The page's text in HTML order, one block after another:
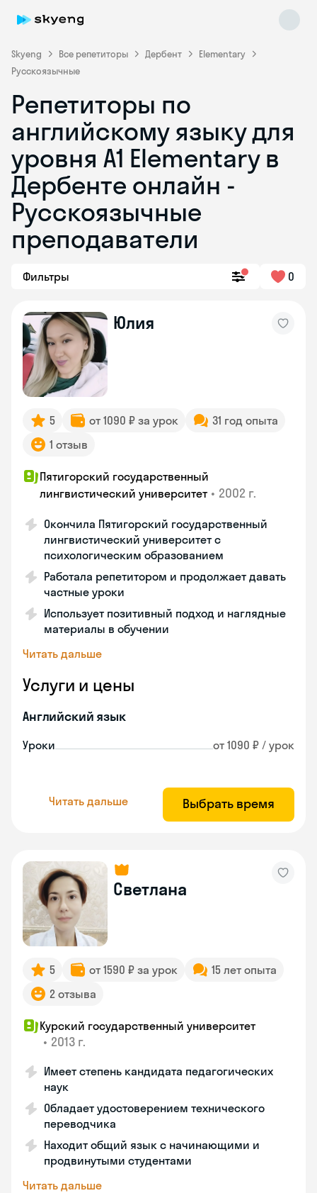
Skyeng Все репетиторы Дербент
Elementary
Русскоязычные
Репетиторы по
английскому языку для
уровня A1 Elementary в
Дербенте онлайн -
Русскоязычные
преподаватели
Фильтры 0
Юлия
5 от 1090 ₽ за урок
31 год опыта
1 отзыв
Пятигорский государственный
лингвистический университет • 2002 г.
Окончила Пятигорский государственный
лингвистический университет с
психологическим образованием
Работала репетитором и продолжает давать
частные уроки
Использует позитивный подход и наглядные
материалы в обучении
Читать дальше
Услуги и цены
Английский язык
Уроки от 1090 ₽ / урок
Читать дальше Выбрать время
Светлана
5 от 1590 ₽ за урок
15 лет опыта
2 отзыва
Курский государственный университет
• 2013 г.
Имеет степень кандидата педагогических
наук
Обладает удостоверением технического
переводчика
Находит общий язык с начинающими и
продвинутыми студентами
Читать дальше
Skyeng Chat